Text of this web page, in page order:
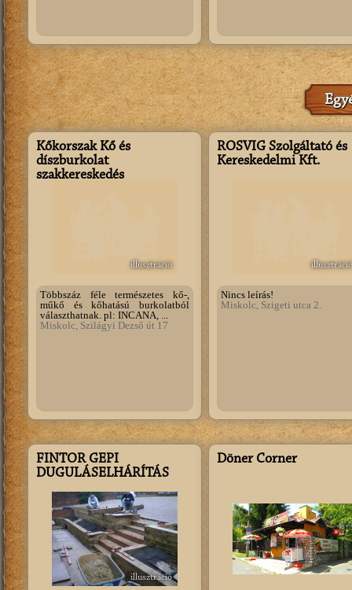
Kőkorszak Kő és
díszburkolat
szakkereskedés
illusztráció
Többszáz féle természetes kő-,
műkő és kőhatású burkolatból
választhatnak. pl: INCANA, ...
Miskolc, Szilágyi Dezső út 17
ROSVIG Szolgáltató és
Kereskedelmi Kft.
illusztráció
Nincs leírás!
Miskolc, Szigeti utca 2.
FINTOR GÉPI
DUGULÁSELHÁRÍTÁS
illusztráció
Döner Corner